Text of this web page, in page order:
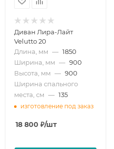
Диван Лира-Лайт
Velutto 20
Длина, мм — 1850
Ширина, мм — 900
Высота, мм — 900
Ширина спального
места, см — 135
изготовление под заказ
18 800 ₽/шт